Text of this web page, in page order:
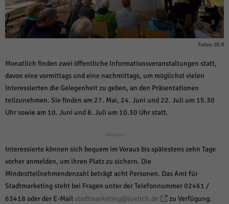
Fotos: DLR
Monatlich finden zwei öffentliche Informationsveranstaltungen statt,
davon eine vormittags und eine nachmittags, um möglichst vielen
Interessierten die Gelegenheit zu geben, an den Präsentationen
teilzunehmen. Sie finden am 27. Mai, 24. Juni und 22. Juli um 15.30
Uhr sowie am 10. Juni und 8. Juli um 10.30 Uhr statt.
- Anzeige -
Interessierte können sich bequem im Voraus bis spätestens zehn Tage
vorher anmelden, um ihren Platz zu sichern. Die
Mindestteilnehmendenzahl beträgt acht Personen. Das Amt für
Stadtmarketing steht bei Fragen unter der Telefonnummer 02461 /
63418 oder der E-Mail stadtmarketing@juelich.de zu Verfügung.
Cookie-Informationen anzeigen
powered by Borlabs Cookie Datenschutzerklärung Impressum